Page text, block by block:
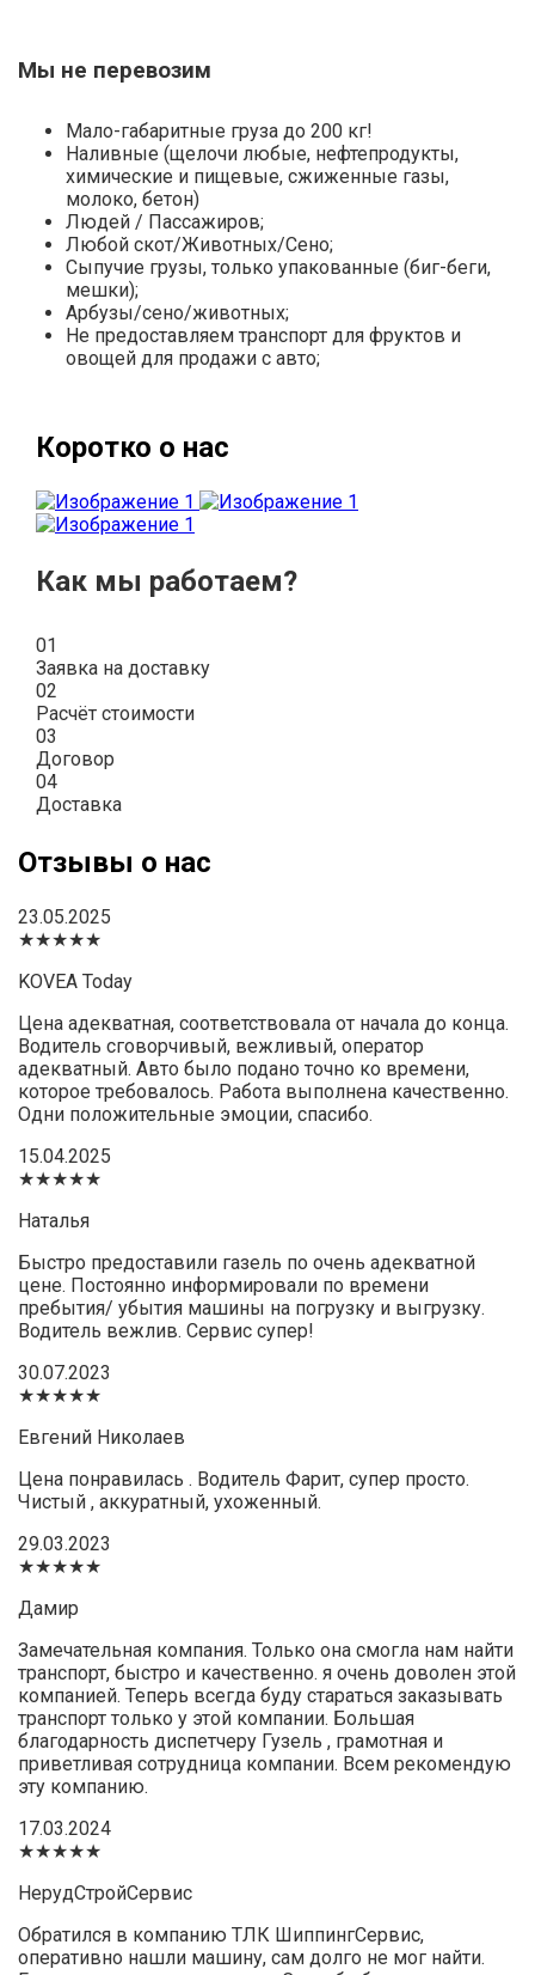
Мы не перевозим
Мало-габаритные груза до 200 кг!
Наливные (щелочи любые, нефтепродукты,
химические и пищевые, сжиженные газы,
молоко, бетон)
Людей / Пассажиров;
Любой скот/Животных/Сено;
Сыпучие грузы, только упакованные (биг-беги,
мешки);
Арбузы/сено/животных;
Не предоставляем транспорт для фруктов и
овощей для продажи с авто;
Коротко о нас
Как мы работаем?
01
Заявка на доставку
02
Расчёт стоимости
03
Договор
04
Доставка
Отзывы о нас
23.05.2025
★★★★★
KOVEA Today
Цена адекватная, соответствовала от начала до конца.
Водитель сговорчивый, вежливый, оператор
адекватный. Авто было подано точно ко времени,
которое требовалось. Работа выполнена качественно.
Одни положительные эмоции, спасибо.
15.04.2025
★★★★★
Наталья
Быстро предоставили газель по очень адекватной
цене. Постоянно информировали по времени
пребытия/ убытия машины на погрузку и выгрузку.
Водитель вежлив. Сервис супер!
30.07.2023
★★★★★
Евгений Николаев
Цена понравилась . Водитель Фарит, супер просто.
Чистый , аккуратный, ухоженный.
29.03.2023
★★★★★
Дамир
Замечательная компания. Только она смогла нам найти
транспорт, быстро и качественно. я очень доволен этой
компанией. Теперь всегда буду стараться заказывать
транспорт только у этой компании. Большая
благодарность диспетчеру Гузель , грамотная и
приветливая сотрудница компании. Всем рекомендую
эту компанию.
17.03.2024
★★★★★
НерудСтройСервис
Обратился в компанию ТЛК ШиппингСервис,
оперативно нашли машину, сам долго не мог найти.